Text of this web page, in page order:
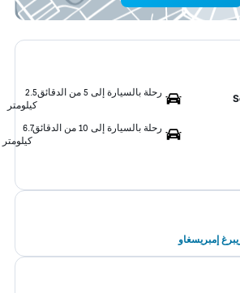
رحلة بالسيارة إلى 5 من الدقائق
2.5
كيلومتر
رحلة بالسيارة إلى 10 من الدقائق
6.7
كيلومتر
إمبريسغاو